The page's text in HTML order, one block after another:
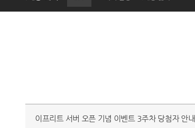
이프리트 서버 오픈 기념 이벤트 3주차 당첨자 안내